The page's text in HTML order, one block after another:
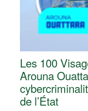
Les 100
Arouna
de l’État